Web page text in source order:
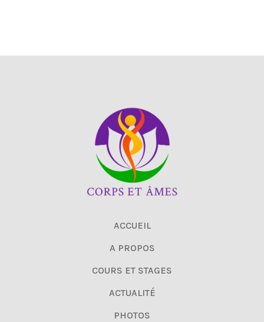
ACCUEIL
A PROPOS
COURS ET STAGES
ACTUALITÉ
PHOTOS